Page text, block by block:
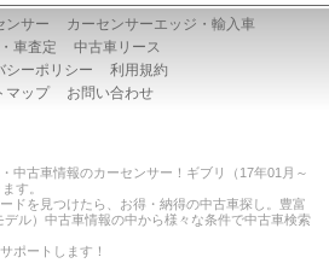
ンサー
カーセンサーエッジ・輸入車
車査定
中古車リース
シーポリシー
利用規約
マップ
お問い合わせ
中古車情報のカーセンサー！ギブリ（17年01月～
す。
ドを見つけたら、お得・納得の中古車探し。豊富
ル）中古車情報の中から様々な条件で中古車検索
ポートします！